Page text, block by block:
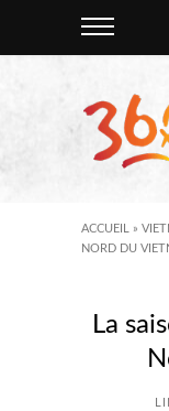
ACCUEIL »
NORD DU
La